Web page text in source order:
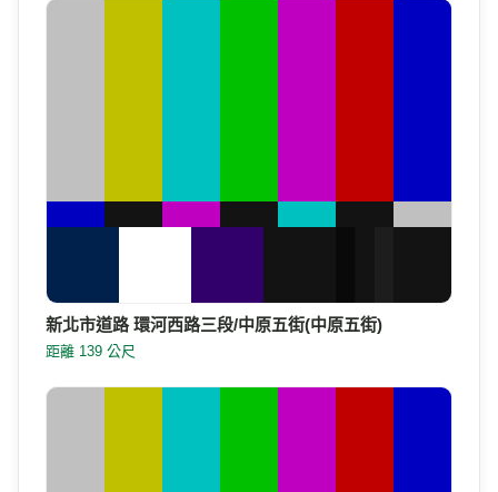
新北市道路 環河西路三段/中原五街(中原五街)
距離 139 公尺